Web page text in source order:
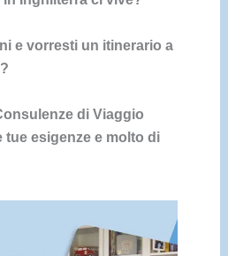
e vorresti un itinerario a
di Viaggio
tue esigenze e molto di